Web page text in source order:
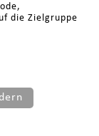
die Zielgruppe